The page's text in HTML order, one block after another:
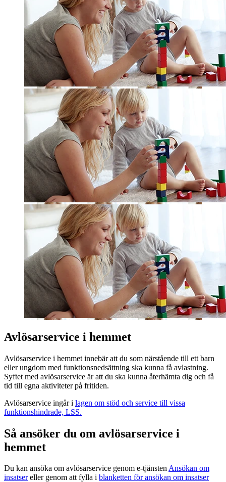
Avlösarservice i hemmet
Avlösarservice i hemmet innebär att du som närstående till ett barn
eller ungdom med funktionsnedsättning ska kunna få avlastning.
Syftet med avlösarservice är att du ska kunna återhämta dig och få
tid till egna aktiviteter på fritiden.
Avlösarservice ingår i lagen om stöd och service till vissa
funktionshindrade, LSS.
Så ansöker du om avlösarservice i
hemmet
Du kan ansöka om avlösarservice genom e-tjänstenAnsökan om
insatsereller genom att fylla i blanketten för ansökan om insatser